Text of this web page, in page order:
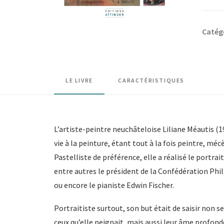
LE LIVRE CARACTÉRISTIQUES
L’artiste-peintre neuchâteloise Liliane Méautis
vie à la peinture, étant tout à la fois peintre,
Pastelliste de préférence, elle a réalisé le
entre autres le président de la Confédération
ou encore le pianiste Edwin Fischer.
Portraitiste surtout, son but était de saisir non
ceux qu’elle peignait, mais aussi leur âme